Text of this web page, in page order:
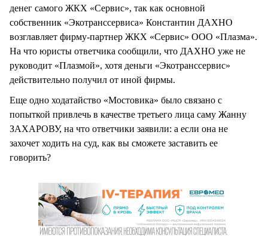
денег самого ЖКХ «Сервис», так как основной
собственник «Экотранссервиса» Константин ДАХНО
возглавляет фирму-партнер ЖКХ «Сервис» ООО «Плазма».
На что юристы ответчика сообщили, что ДАХНО уже не
руководит «Плазмой», хотя деньги «Экотранссервис»
действительно получил от иной фирмы.
Еще одно ходатайство «Мостовика» было связано с
попыткой привлечь в качестве третьего лица саму Жанну
ЗАХАРОВУ, на что ответчики заявили: а если она не
захочет ходить на суд, как вы сможете заставить ее
говорить?